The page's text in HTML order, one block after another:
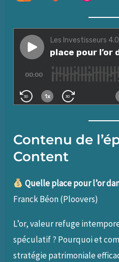
Contenu de
Content
Quelle place pour l’or
Franck Béon (Ploovers)
L’or, valeur refuge
spéculatif ? Pourquoi et
stratégie patrimoniale